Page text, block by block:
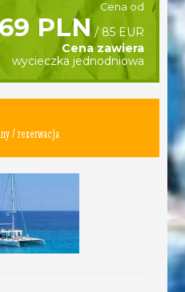
Cena od
PLN / 85 EUR
Cena zawiera
wycieczka jednodniowa
/ rezerwacja